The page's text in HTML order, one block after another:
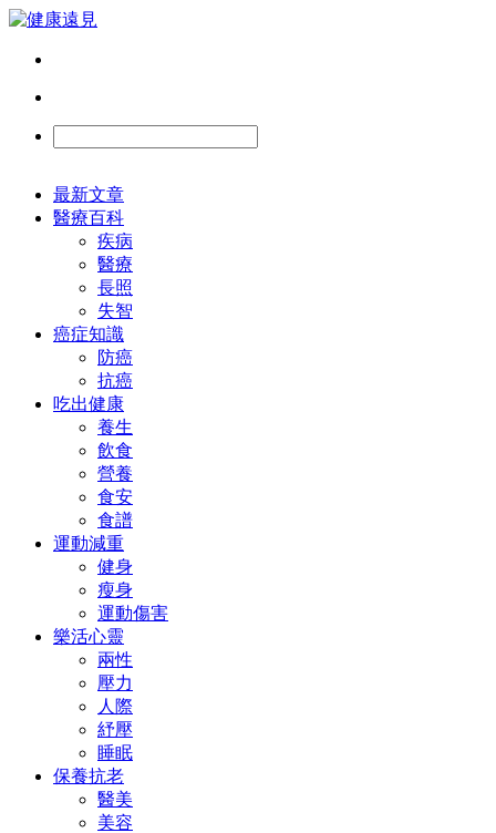
最新文章
醫療百科
疾病
醫療
長照
失智
癌症知識
防癌
抗癌
吃出健康
養生
飲食
營養
食安
食譜
運動減重
健身
瘦身
運動傷害
樂活心靈
兩性
壓力
人際
紓壓
睡眠
保養抗老
醫美
美容